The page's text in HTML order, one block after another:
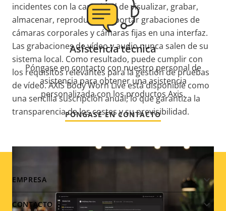
incidentes con la capacidad de visualizar, grabar,
almacenar, reproducir y exportar grabaciones de
cámaras corporales y cámaras fijas en una interfaz.
Las grabaciones de vídeo y audio nunca salen de su
sistema local. Como resultado, puede cumplir con
los requisitos relevantes para la gestión de pruebas
de vídeo.AXIS Body Worn Live está disponible como
una sencilla suscripción anual, lo quegarantiza la
transparencia de los costes ysu previsibilidad.
Asistencia técnica
Póngase en contacto con nuestro personal de
asistencia para obtener una asistencia
personalizada con los productos Axis.
PÓNGASE EN CONTACTO
Footer
menu
EMPRESA
CONTACTO